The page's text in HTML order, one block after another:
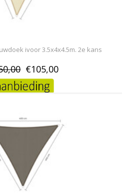
ivoor 3.5x4x4.5m. 2e kans
€105,00